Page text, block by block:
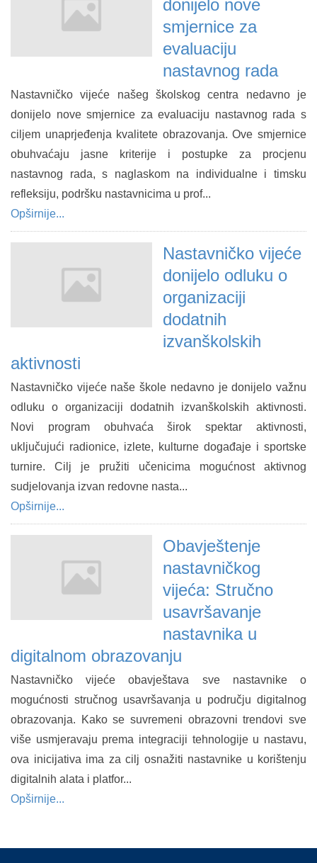
donijelo nove
smjernice za
evaluaciju
nastavnog rada
Nastavničko vijeće našeg školskog centra nedavno je
donijelo nove smjernice za evaluaciju nastavnog rada s
ciljem unaprjeđenja kvalitete obrazovanja. Ove smjernice
obuhvaćaju jasne kriterije i postupke za procjenu
nastavnog rada, s naglaskom na individualne i timsku
refleksiju, podršku nastavnicima u prof...
Opširnije...
Nastavničko vijeće
donijelo odluku o
organizaciji
dodatnih
izvanškolskih
aktivnosti
Nastavničko vijeće naše škole nedavno je donijelo važnu
odluku o organizaciji dodatnih izvanškolskih aktivnosti.
Novi program obuhvaća širok spektar aktivnosti,
uključujući radionice, izlete, kulturne događaje i sportske
turnire. Cilj je pružiti učenicima mogućnost aktivnog
sudjelovanja izvan redovne nasta...
Opširnije...
Obavještenje
nastavničkog
vijeća: Stručno
usavršavanje
nastavnika u
digitalnom obrazovanju
Nastavničko vijeće obavještava sve nastavnike o
mogućnosti stručnog usavršavanja u području digitalnog
obrazovanja. Kako se suvremeni obrazovni trendovi sve
više usmjeravaju prema integraciji tehnologije u nastavu,
ova inicijativa ima za cilj osnažiti nastavnike u korištenju
digitalnih alata i platfor...
Opširnije...